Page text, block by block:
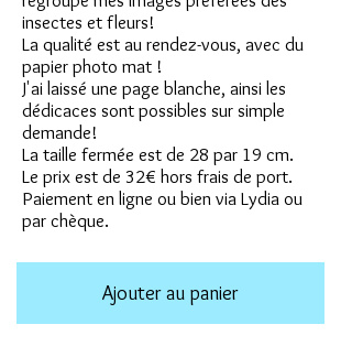
insectes et fleurs!
La qualité est au rendez-vous, avec du
papier photo mat !
J'ai laissé une page blanche, ainsi les
dédicaces sont possibles sur simple
demande!
La taille fermée est de 28 par 19 cm.
Le prix est de 32€ hors frais de port.
Paiement en ligne ou bien via Lydia ou
par chèque.
Ajouter au panier